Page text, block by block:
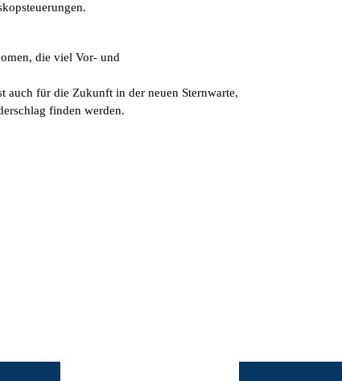
die viel Vor- und
auch für die Zukunft in der neuen Sternwarte,
finden werden.